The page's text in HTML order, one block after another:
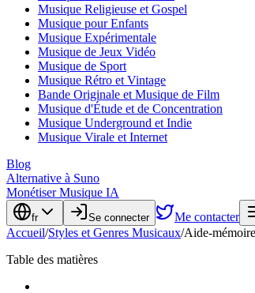
Musique Religieuse et Gospel
Musique pour Enfants
Musique Expérimentale
Musique de Jeux Vidéo
Musique de Sport
Musique Rétro et Vintage
Bande Originale et Musique de Film
Musique d'Étude et de Concentration
Musique Underground et Indie
Musique Virale et Internet
Blog
Alternative à Suno
Monétiser Musique IA
fr Se connecter Me contacter
Accueil/Styles et Genres Musicaux/Aide-
Table des matières